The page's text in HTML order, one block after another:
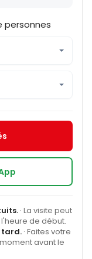
personnes
· La visite peut
de début.
tard. · Faites votre
avant le